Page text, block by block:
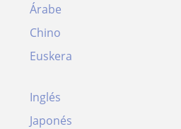
Árabe
Chino
Euskera
Inglés
Japonés